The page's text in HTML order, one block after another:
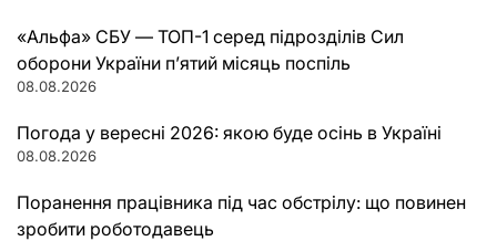
«Альфа» СБУ — ТОП-1 серед підрозділів Сил
оборони України п’ятий місяць поспіль
08.08.2026
Погода у вересні 2026: якою буде осінь в Україні
08.08.2026
Поранення працівника під час обстрілу: що повинен
зробити роботодавець